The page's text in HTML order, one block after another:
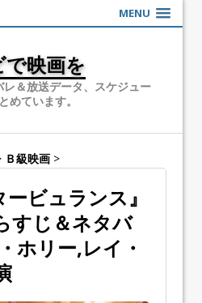
MENU
映画を
レ＆放送データ、スケジュー
めています。
Ｂ級映画 >
ービュランス』
すじ＆ネタバ
ホリー,レイ・